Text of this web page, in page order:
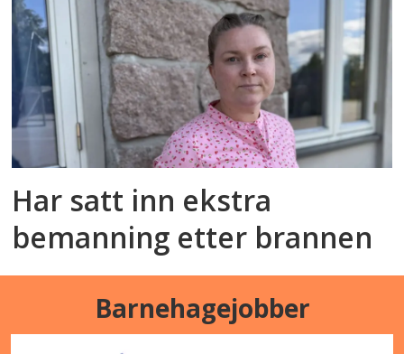
Har satt inn ekstra
bemanning etter brannen
Barnehagejobber